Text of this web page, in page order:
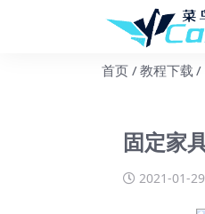
首页 教程下载
固定家
2021-01-29